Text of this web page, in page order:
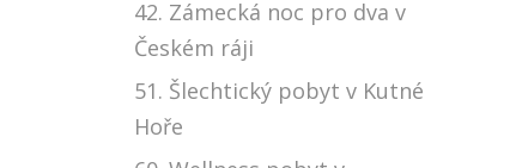
42. Zámecká noc pro dva v
Českém ráji
51. Šlechtický pobyt v Kutné
Hoře